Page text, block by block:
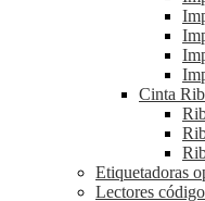
Cinta
Etiquetadoras
Lectores